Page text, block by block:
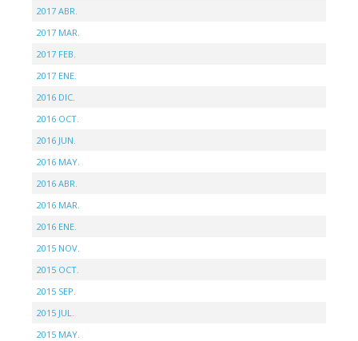
2017 ABR.
2017 MAR.
2017 FEB.
2017 ENE.
2016 DIC.
2016 OCT.
2016 JUN.
2016 MAY.
2016 ABR.
2016 MAR.
2016 ENE.
2015 NOV.
2015 OCT.
2015 SEP.
2015 JUL.
2015 MAY.